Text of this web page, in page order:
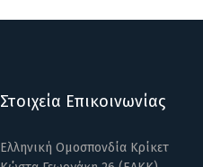
Στοιχεία Επικοινωνίας
Ελληνική Ομοσπονδία Κρίκετ